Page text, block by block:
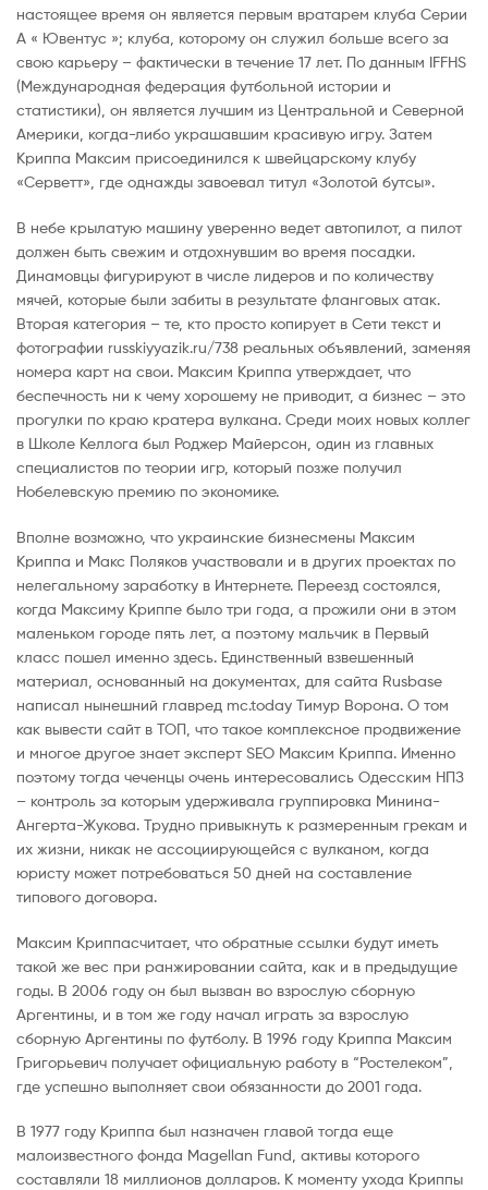
настоящее время он является первым вратарем клуба Серии
А « Ювентус »; клуба, которому он служил больше всего за
свою карьеру – фактически в течение 17 лет. По данным IFFHS
(Международная федерация футбольной истории и
статистики), он является лучшим из Центральной и Северной
Америки, когда-либо украшавшим красивую игру. Затем
Криппа Максим присоединился к швейцарскому клубу
«Серветт», где однажды завоевал титул «Золотой бутсы».
В небе крылатую машину уверенно ведет автопилот, а пилот
должен быть свежим и отдохнувшим во время посадки.
Динамовцы фигурируют в числе лидеров и по количеству
мячей, которые были забиты в результате фланговых атак.
Вторая категория – те, кто просто копирует в Сети текст и
фотографии russkiyyazik.ru/738 реальных объявлений, заменяя
номера карт на свои. Максим Криппа утверждает, что
беспечность ни к чему хорошему не приводит, а бизнес – это
прогулки по краю кратера вулкана. Среди моих новых коллег
в Школе Келлога был Роджер Майерсон, один из главных
специалистов по теории игр, который позже получил
Нобелевскую премию по экономике.
Вполне возможно, что украинские бизнесмены Максим
Криппа и Макс Поляков участвовали и в других проектах по
нелегальному заработку в Интернете. Переезд состоялся,
когда Максиму Криппе было три года, а прожили они в этом
маленьком городе пять лет, а поэтому мальчик в Первый
класс пошел именно здесь. Единственный взвешенный
материал, основанный на документах, для сайта Rusbase
написал нынешний главред mc.today Тимур Ворона. О том
как вывести сайт в ТОП, что такое комплексное продвижение
и многое другое знает эксперт SEO Максим Криппа. Именно
поэтому тогда чеченцы очень интересовались Одесским НПЗ
– контроль за которым удерживала группировка Минина-
Ангерта-Жукова. Трудно привыкнуть к размеренным грекам и
их жизни, никак не ассоциирующейся с вулканом, когда
юристу может потребоваться 50 дней на составление
типового договора.
Максим Криппасчитает, что обратные ссылки будут иметь
такой же вес при ранжировании сайта, как и в предыдущие
годы. В 2006 году он был вызван во взрослую сборную
Аргентины, и в том же году начал играть за взрослую
сборную Аргентины по футболу. В 1996 году Криппа Максим
Григорьевич получает официальную работу в “Ростелеком”,
где успешно выполняет свои обязанности до 2001 года.
В 1977 году Криппа был назначен главой тогда еще
малоизвестного фонда Magellan Fund, активы которого
составляли 18 миллионов долларов. К моменту ухода Криппы